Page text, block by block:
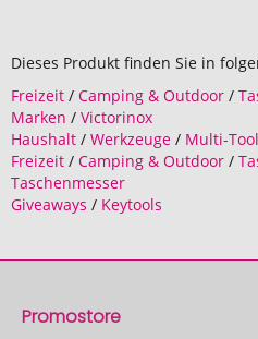
Dieses Produkt finden Sie in
Freizeit / Camping & Outdoor /
Marken / Victorinox
Haushalt / Werkzeuge / Multi-
Freizeit / Camping & Outdoor /
Taschenmesser
Giveaways / Keytools
Promostore